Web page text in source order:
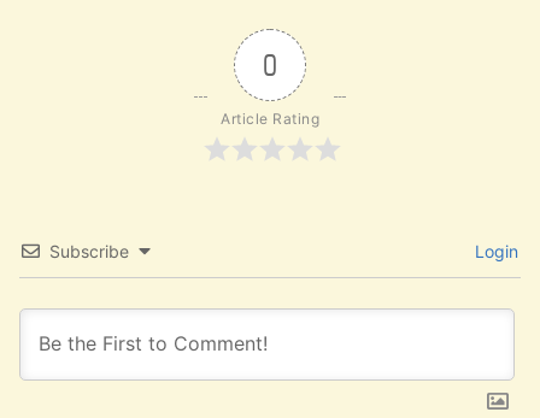
0
Article Rating
Subscribe Login